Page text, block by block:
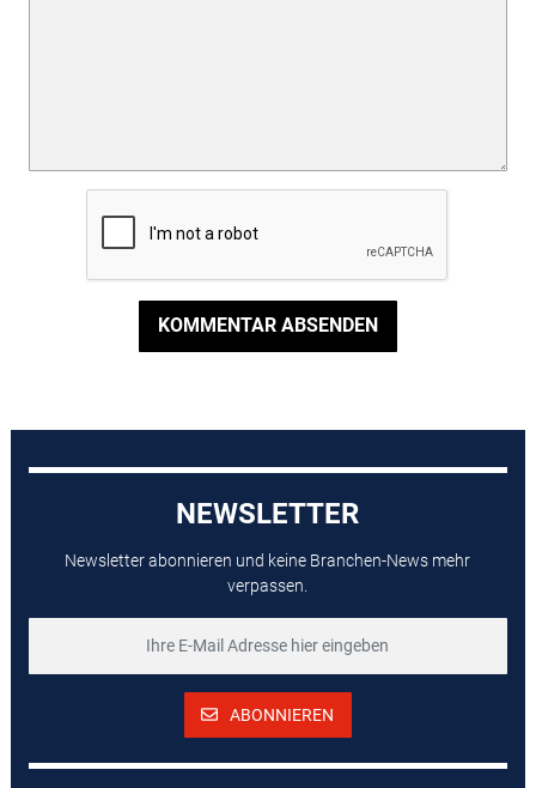
KOMMENTAR ABSENDEN
NEWSLETTER
Newsletter abonnieren und keine Branchen-News mehr
verpassen.
ABONNIEREN